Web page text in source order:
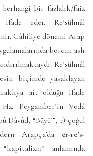
bir fazlalık/faiz
eder. Re’sülmâl
Câhiliye dönemi Arap
borcun aslı
Re’sülmâl
biçimde yasaklayan
ait olduğu ifade
Peygamber’in Vedâ
Dâvûd, “Büyûʿ”, 5) çoğul
Arapça’da er-re’s-
anlamında